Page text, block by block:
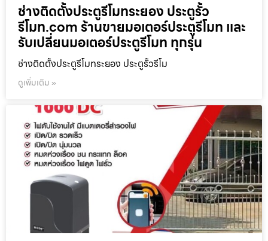
ช่างติดตั้งประตูรีโมทระยอง ประตูรั้ว
รีโมท.com ร้านขายมอเตอร์ประตูรีโมท และ
รับเปลี่ยนมอเตอร์ประตูรีโมท ทุกรุ่น
ช่างติดตั้งประตูรีโมทระยอง ประตูรั้วรีโม
ดูเพิ่มเติม »